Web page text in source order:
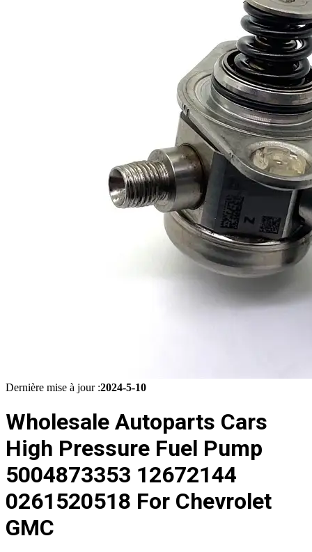
Dernière mise à jour :2024-5-10
Wholesale Autoparts Cars
High Pressure Fuel Pump
5004873353 12672144
0261520518 For Chevrolet
GMC